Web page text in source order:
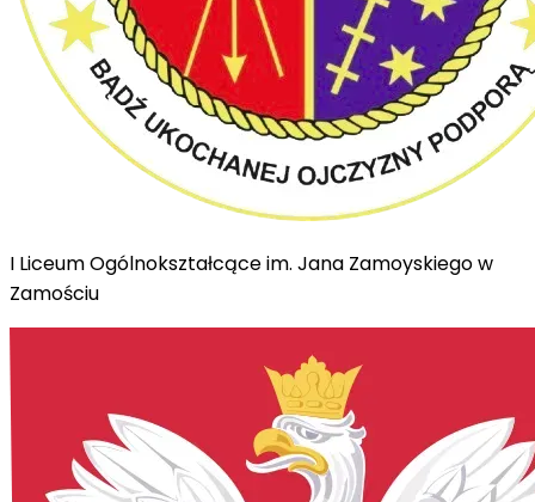
I Liceum Ogólnokształcące im. Jana Zamoyskiego w
Zamościu